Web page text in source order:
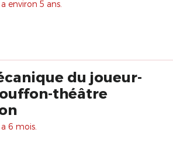
environ 5 ans.
du joueur-
théâtre
6 mois.